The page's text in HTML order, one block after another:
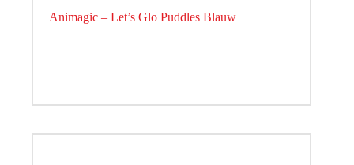
Animagic – Let’s Glo Puddles Blauw